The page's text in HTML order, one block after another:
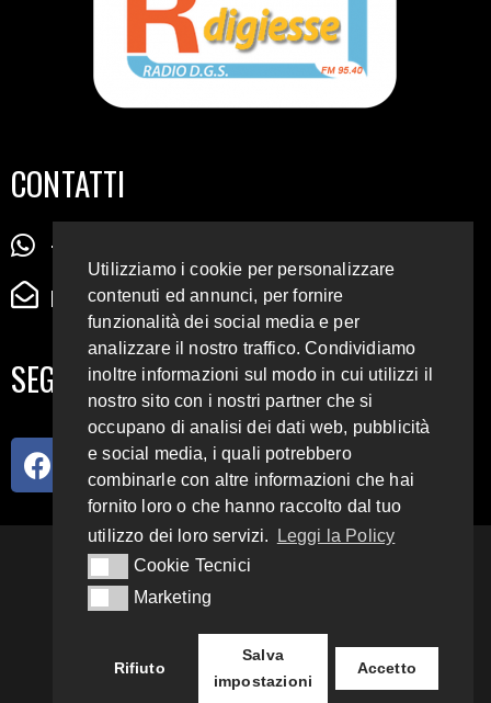
CONTATTI
+39 345 72 72 88 5
radiodigiesse@gmail.com
SEGUICI SUI SOCIAL
93.4 E 95.3 FM
Privacy & Cookie Policy
Utilizziamo i cookie per personalizzare
contenuti ed annunci, per fornire
funzionalità dei social media e per
analizzare il nostro traffico. Condividiamo
inoltre informazioni sul modo in cui utilizzi il
nostro sito con i nostri partner che si
occupano di analisi dei dati web, pubblicità
e social media, i quali potrebbero
combinarle con altre informazioni che hai
fornito loro o che hanno raccolto dal tuo
utilizzo dei loro servizi.
Leggi la Policy
Cookie Tecnici
Cookie Tecnici
MarketingMarketing
Rifiuto
Salva
impostazioni
Accetto